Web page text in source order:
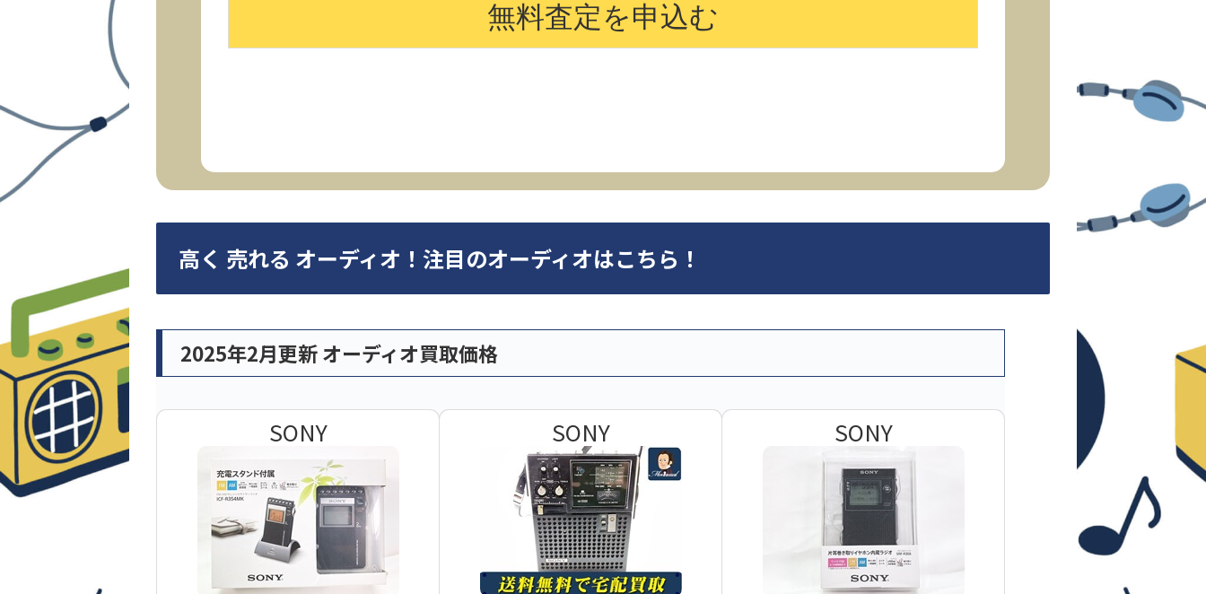
高く 売れる オーディオ！注目のオーディオはこちら！
2025年2月更新 オーディオ買取価格
SONY SONY SONY